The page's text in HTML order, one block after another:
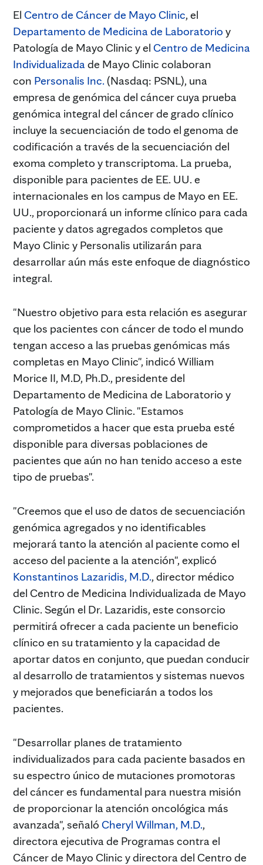
El Centro de Cáncer de Mayo Clinic, el
Departamento de Medicina de Laboratorio y
Patología de Mayo Clinic y el Centro de Medicina
Individualizadade Mayo Clinic colaboran
con Personalis Inc.(Nasdaq: PSNL), una
empresa de genómica del cáncer cuya prueba
genómica integral del cáncer de grado clínico
incluye la secuenciación de todo el genoma de
codificación a través de la secuenciación del
exoma completo y transcriptoma. La prueba,
disponible para pacientes de EE. UU. e
internacionales en los campus de Mayo en EE.
UU., proporcionará un informe clínico para cada
paciente y datos agregados completos que
Mayo Clinic y Personalis utilizarán para
desarrollar aún más este enfoque de diagnóstico
integral.
"Nuestro objetivo para esta relación es asegurar
que los pacientes con cáncer de todo el mundo
tengan acceso a las pruebas genómicas más
completas en Mayo Clinic", indicó William
Morice II, M.D, Ph.D., presidente del
Departamento de Medicina de Laboratorio y
Patología de Mayo Clinic. "Estamos
comprometidos a hacer que esta prueba esté
disponible para diversas poblaciones de
pacientes que aún no han tenido acceso a este
tipo de pruebas".
"Creemos que el uso de datos de secuenciación
genómica agregados y no identificables
mejorará tanto la atención al paciente como el
acceso del paciente a la atención", explicó
Konstantinos Lazaridis, M.D., director médico
del Centro de Medicina Individualizada de Mayo
Clinic. Según el Dr. Lazaridis, este consorcio
permitirá ofrecer a cada paciente un beneficio
clínico en su tratamiento y la capacidad de
aportar datos en conjunto, que puedan conducir
al desarrollo de tratamientos y sistemas nuevos
y mejorados que beneficiarán a todos los
pacientes.
"Desarrollar planes de tratamiento
individualizados para cada paciente basados en
su espectro único de mutaciones promotoras
del cáncer es fundamental para nuestra misión
de proporcionar la atención oncológica más
avanzada", señaló Cheryl Willman, M.D.,
directora ejecutiva de Programas contra el
Cáncer de Mayo Clinic y directora del Centro de